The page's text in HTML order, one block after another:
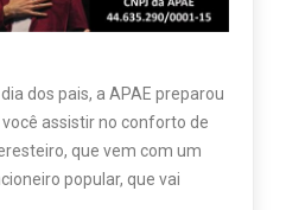
dos pais, a APAE preparou
assistir no conforto de
que vem com um
popular, que vai